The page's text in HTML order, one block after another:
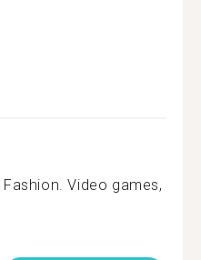
Video games,